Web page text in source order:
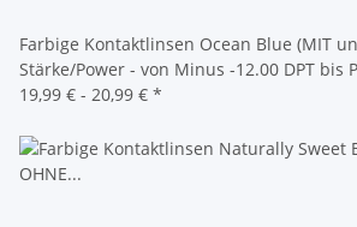
Farbige Kontaktlinsen Ocean Blue (MIT
Stärke/Power - von Minus -12.00 DPT bis
19,99 € - 20,99 € *